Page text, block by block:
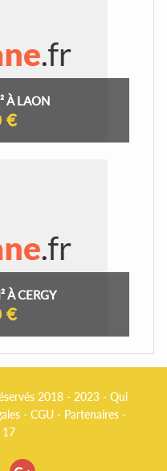
À LAON
€
À CERGY
€
2018 - 2023 - Qui
- CGU - Partenaires -